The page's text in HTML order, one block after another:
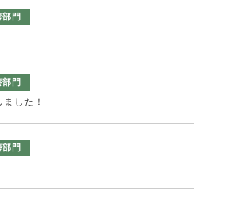
部門
部門
した！
部門